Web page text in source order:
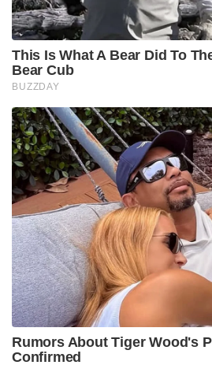
This Is What A Bear Did To
Bear Cub
BUZZDAY
Rumors About Tiger Wood's
Confirmed